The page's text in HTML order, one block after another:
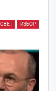
СВЕТ ИЗБОР